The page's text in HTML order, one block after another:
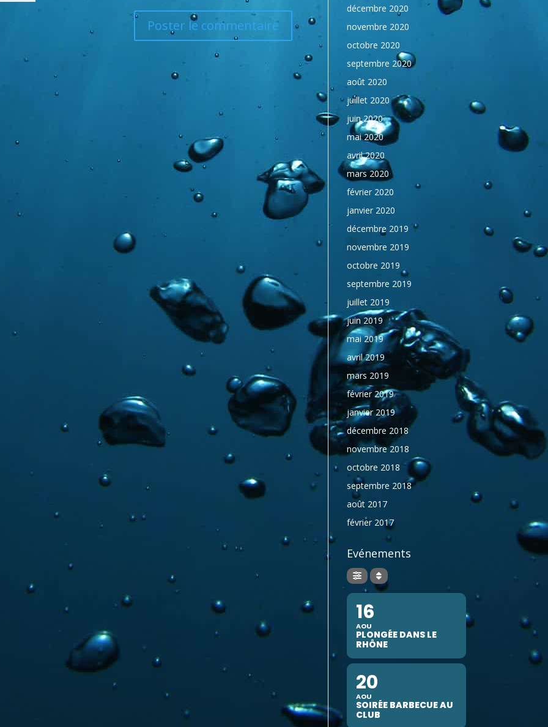
décembre 2020
novembre 2020
octobre 2020
septembre 2020
août 2020
juillet 2020
juin 2020
mai 2020
avril 2020
mars 2020
février 2020
janvier 2020
décembre 2019
novembre 2019
octobre 2019
septembre 2019
juillet 2019
juin 2019
mai 2019
avril 2019
mars 2019
février 2019
janvier 2019
décembre 2018
novembre 2018
octobre 2018
septembre 2018
août 2017
février 2017
Evénements
16
AOU
PLONGÉE DANS LE
RHÔNE
20
AOU
SOIRÉE BARBECUE AU
CLUB